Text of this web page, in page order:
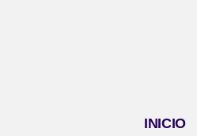
INICIO